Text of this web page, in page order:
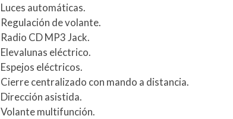
Luces automáticas.
Regulación de volante.
Radio CD MP3 Jack.
Elevalunas eléctrico.
Espejos eléctricos.
Cierre centralizado con mando a distancia.
Dirección asistida.
Volante multifunción.